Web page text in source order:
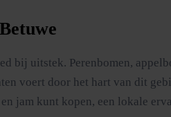
bij uitstek. Perenbomen,
voert door het hart van dit
jam kunt kopen, een lokale